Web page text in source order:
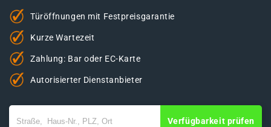
Türöffnungen mit Festpreisgarantie
Kurze Wartezeit
Zahlung: Bar oder EC-Karte
Autorisierter Dienstanbieter
Verfügbarkeit prüfen